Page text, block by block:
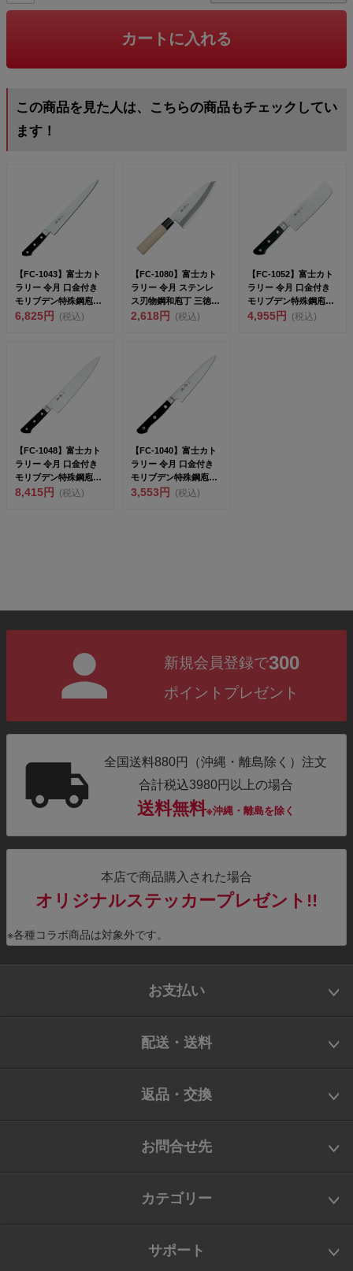
カートに入れる
この商品を見た人は、こちらの商品もチェックしてい
ます！
【FC-1043】富士カト
ラリー 令月 口金付き
モリブデン特殊鋼庖丁
筋引 240m...
6,825円 (税込)
【FC-1080】富士カト
ラリー 令月 ステンレ
ス刃物鋼和庖丁 三徳
165mm ...
2,618円 (税込)
【FC-1052】富士カト
ラリー 令月 口金付き
モリブデン特殊鋼庖丁
菜切 160m...
4,955円 (税込)
【FC-1048】富士カト
ラリー 令月 口金付き
モリブデン特殊鋼庖丁
牛刀 270m...
8,415円 (税込)
【FC-1040】富士カト
ラリー 令月 口金付き
モリブデン特殊鋼庖丁
ペティナイフ ...
3,553円 (税込)
新規会員登録で300
ポイントプレゼント
全国送料880円（沖縄・離島除く）注文
合計税込3980円以上の場合
送料無料※沖縄・離島を除く
本店で商品購入された場合
オリジナルステッカープレゼント!!
※各種コラボ商品は対象外です。
お支払い
配送・送料
返品・交換
お問合せ先
カテゴリー
サポート